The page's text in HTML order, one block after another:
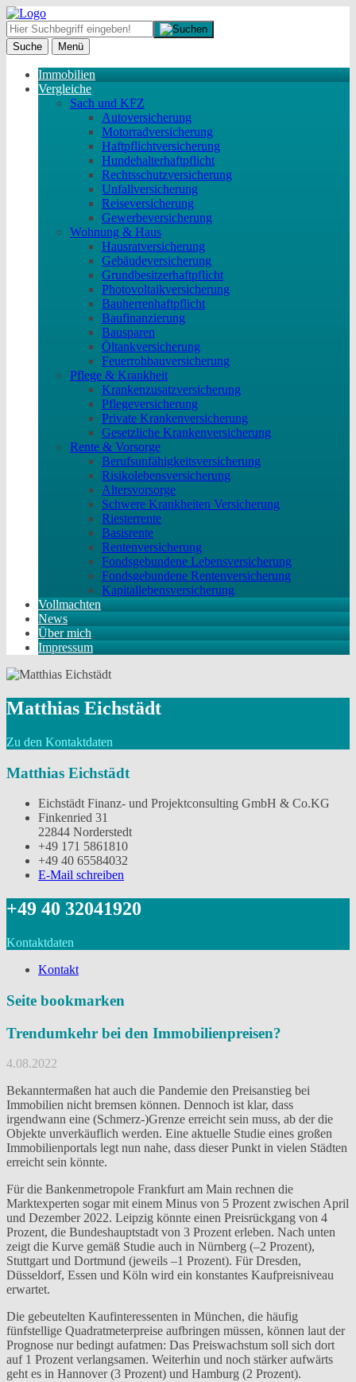
Suche Menü
Immobilien
Vergleiche
Sach und KFZ
Autoversicherung
Motorradversicherung
Haftpflichtversicherung
Hundehalterhaftpflicht
Rechtsschutzversicherung
Unfallversicherung
Reiseversicherung
Gewerbeversicherung
Wohnung & Haus
Hausratversicherung
Gebäudeversicherung
Grundbesitzerhaftpflicht
Photovoltaikversicherung
Bauherrenhaftpflicht
Baufinanzierung
Bausparen
Öltankversicherung
Feuerrohbauversicherung
Pflege & Krankheit
Krankenzusatzversicherung
Pflegeversicherung
Private Krankenversicherung
Gesetzliche Krankenversicherung
Rente & Vorsorge
Berufs­unfähigkeitsversicherung
Risikolebensversicherung
Altersvorsorge
Schwere Krankheiten Versicherung
Riesterrente
Basisrente
Rentenversicherung
Fondsgebundene Lebensversicherung
Fondsgebundene Rentenversicherung
Kapitallebensversicherung
Vollmachten
News
Über mich
Impressum
Matthias Eichstädt
Zu den Kontaktdaten
Matthias Eichstädt
Eichstädt Finanz- und Projektconsulting GmbH & Co.KG
Finkenried 31
22844 Norderstedt
‭+49 171 5861810
+49 40 65584032
E-Mail schreiben
‭+49 40 32041920
Kontaktdaten
Kontakt
Seite bookmarken
Trendumkehr bei den Immobilienpreisen?
4.08.2022
Bekanntermaßen hat auch die Pandemie den Preisanstieg bei
Immobilien nicht bremsen können. Dennoch ist klar, dass
irgendwann eine (Schmerz-)Grenze erreicht sein muss, ab der die
Objekte unverkäuflich werden. Eine aktuelle Studie eines großen
Immobilienportals legt nun nahe, dass dieser Punkt in vielen Städten
erreicht sein könnte.
Für die Bankenmetropole Frankfurt am Main rechnen die
Marktexperten sogar mit einem Minus von 5 Prozent zwischen April
und Dezember 2022. Leipzig könnte einen Preisrückgang von 4
Prozent, die Bundeshauptstadt von 3 Prozent erleben. Nach unten
zeigt die Kurve gemäß Studie auch in Nürnberg (–2 Prozent),
Stuttgart und Dortmund (jeweils –1 Prozent). Für Dresden,
Düsseldorf, Essen und Köln wird ein konstantes Kaufpreisniveau
erwartet.
Die gebeutelten Kaufinteressenten in München, die häufig
fünfstellige Quadratmeterpreise aufbringen müssen, können laut der
Prognose nur bedingt aufatmen: Das Preiswachstum soll sich dort
auf 1 Prozent verlangsamen. Weiterhin und noch stärker aufwärts
geht es in Hannover (3 Prozent) und Hamburg (2 Prozent).